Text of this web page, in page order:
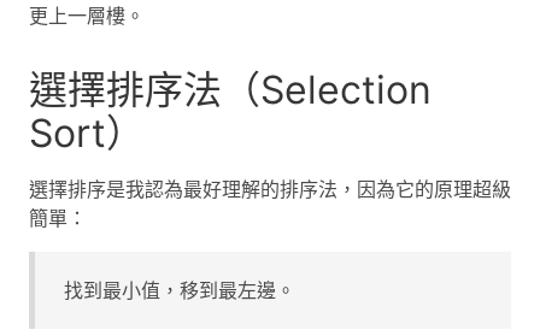
更上一層樓。
選擇排序法（Selection
Sort）
選擇排序是我認為最好理解的排序法，因為它的原理超級
簡單：
找到最小值，移到最左邊。